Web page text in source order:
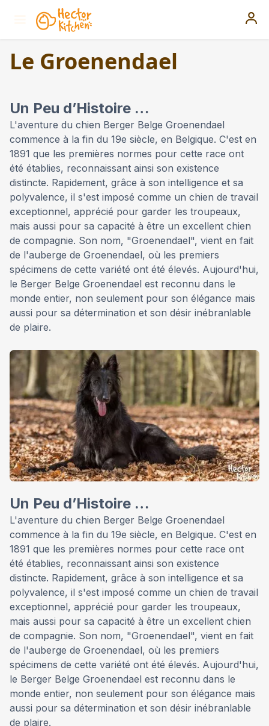
Le Groenendael
Un Peu d’Histoire …
L'aventure du chien Berger Belge Groenendael
commence à la fin du 19e siècle, en Belgique. C'est en
1891 que les premières normes pour cette race ont
été établies, reconnaissant ainsi son existence
distincte. Rapidement, grâce à son intelligence et sa
polyvalence, il s'est imposé comme un chien de travail
exceptionnel, apprécié pour garder les troupeaux,
mais aussi pour sa capacité à être un excellent chien
de compagnie. Son nom, "Groenendael", vient en fait
de l'auberge de Groenendael, où les premiers
spécimens de cette variété ont été élevés. Aujourd'hui,
le Berger Belge Groenendael est reconnu dans le
monde entier, non seulement pour son élégance mais
aussi pour sa détermination et son désir inébranlable
de plaire.
Un Peu d’Histoire …
L'aventure du chien Berger Belge Groenendael
commence à la fin du 19e siècle, en Belgique. C'est en
1891 que les premières normes pour cette race ont
été établies, reconnaissant ainsi son existence
distincte. Rapidement, grâce à son intelligence et sa
polyvalence, il s'est imposé comme un chien de travail
exceptionnel, apprécié pour garder les troupeaux,
mais aussi pour sa capacité à être un excellent chien
de compagnie. Son nom, "Groenendael", vient en fait
de l'auberge de Groenendael, où les premiers
spécimens de cette variété ont été élevés. Aujourd'hui,
le Berger Belge Groenendael est reconnu dans le
monde entier, non seulement pour son élégance mais
aussi pour sa détermination et son désir inébranlable
de plaire.